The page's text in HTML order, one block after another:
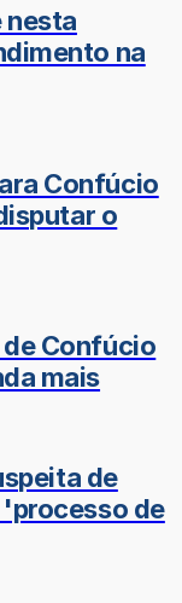
nesta
na
Confúcio
o
Confúcio
mais
de
de